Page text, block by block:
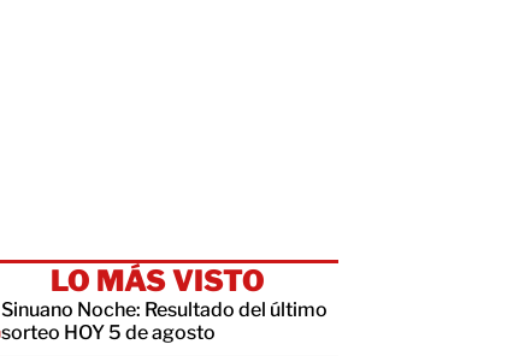
LO MÁS VISTO
Sinuano Noche: Resultado del último
sorteo HOY 5 de agosto